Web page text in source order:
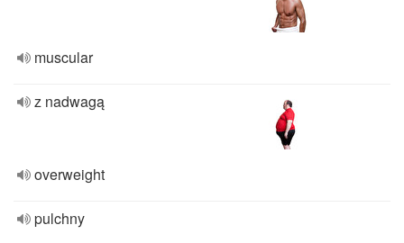
muscular
z nadwagą
overweight
pulchny